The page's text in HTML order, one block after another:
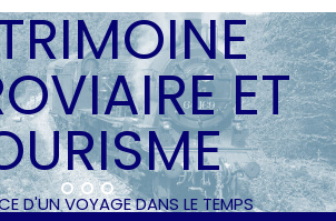
ET
D'UN VOYAGE DANS LE TEMPS